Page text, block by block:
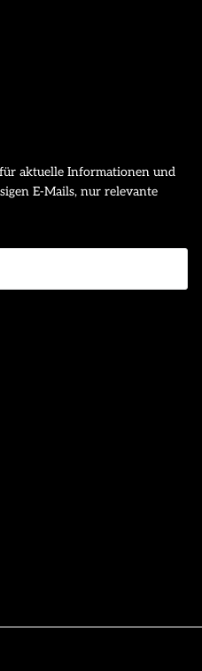
aktuelle Informationen und
E-Mails, nur relevante